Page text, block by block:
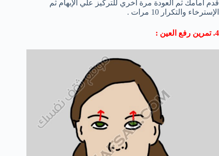
قدم أمامك ثم العودة مرة أخري للتركيز علي الإبهام ثم
الإسترخاء والتكرار 10 مرات .
4. تمرين رفع العين :